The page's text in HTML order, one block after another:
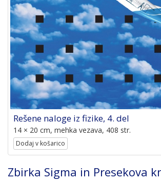
Rešene naloge iz fizike, 4. del
14 × 20 cm, mehka vezava, 408 str.
Dodaj v košarico
Zbirka Sigma in Presekova